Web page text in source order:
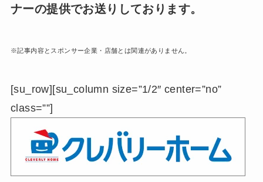
ナーの提供でお送りしております。
※記事内容とスポンサー企業・店舗とは関連がありません。
[su_row][su_column size=”1/2″ center=”no”
class=””]